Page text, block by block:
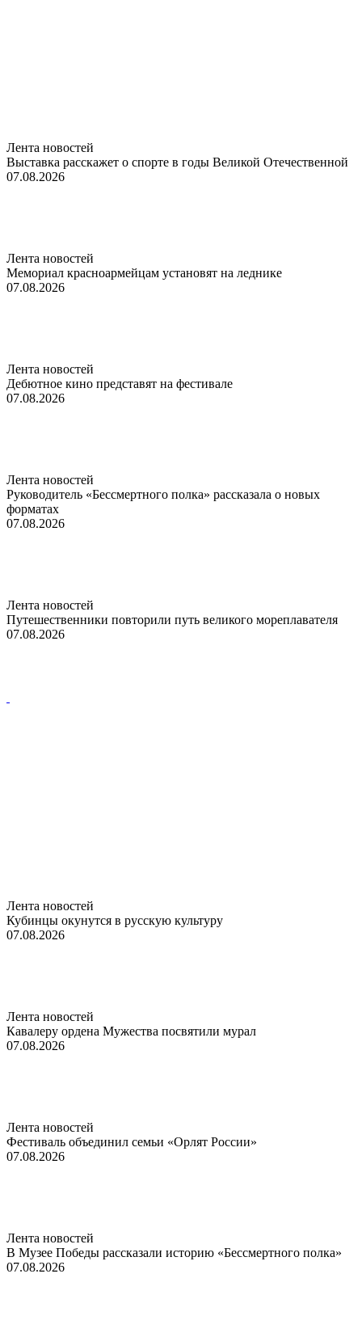
Лента новостей
Выставка расскажет о спорте в годы Великой Отечественной
07.08.2026
Лента новостей
Мемориал красноармейцам установят на леднике
07.08.2026
Лента новостей
Дебютное кино представят на фестивале
07.08.2026
Лента новостей
Руководитель «Бессмертного полка» рассказала о новых
форматах
07.08.2026
Лента новостей
Путешественники повторили путь великого мореплавателя
07.08.2026
Лента новостей
Кубинцы окунутся в русскую культуру
07.08.2026
Лента новостей
Кавалеру ордена Мужества посвятили мурал
07.08.2026
Лента новостей
Фестиваль объединил семьи «Орлят России»
07.08.2026
Лента новостей
В Музее Победы рассказали историю «Бессмертного полка»
07.08.2026